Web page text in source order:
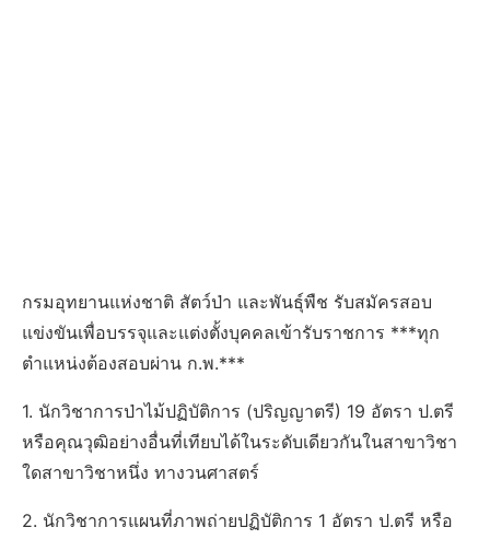
กรมอุทยานแห่งชาติ สัตว์ป่า และพันธุ์พืช รับสมัครสอบ
แข่งขันเพื่อบรรจุและแต่งตั้งบุคคลเข้ารับราชการ ***ทุก
ตำแหน่งต้องสอบผ่าน ก.พ.***
1. นักวิชาการป่าไม้ปฏิบัติการ (ปริญญาตรี) 19 อัตรา ป.ตรี
หรือคุณวุฒิอย่างอื่นที่เทียบได้ในระดับเดียวกันในสาขาวิชา
ใดสาขาวิชาหนึ่ง ทางวนศาสตร์
2. นักวิชาการแผนที่ภาพถ่ายปฏิบัติการ 1 อัตรา ป.ตรี หรือ